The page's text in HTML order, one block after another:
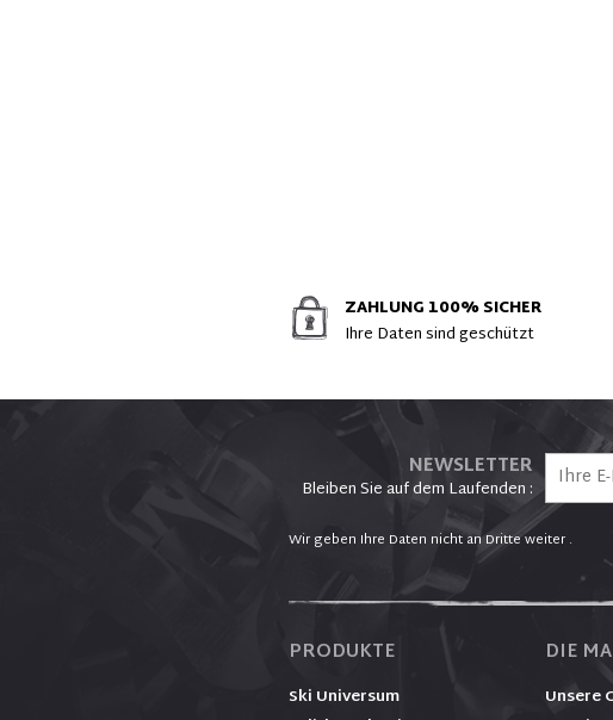
ZAHLUNG 100% SICHER
Ihre Daten sind geschützt
NEWSLETTER
Bleiben Sie auf dem Laufenden :
Wir geben Ihre Daten nicht an Dritte weiter .
PRODUKTE
Ski Universum
DIE
Unsere